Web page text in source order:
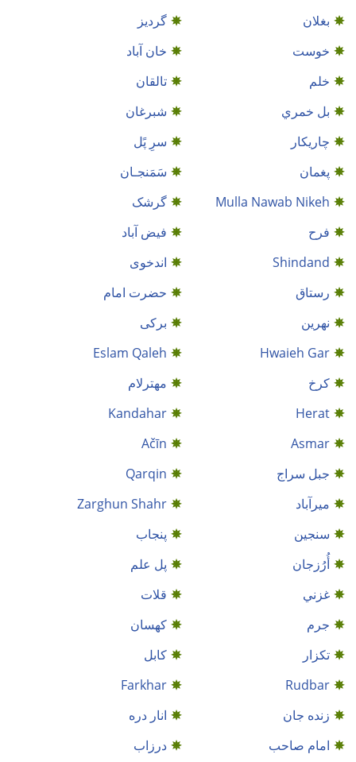
بغلان
گردیز
خوست
خان آباد
خلم
تالقان
بل خمري
شبرغان
چاریکار
سرِ پًل
پغمان
سَمَنجـان
Mulla Nawab Nikeh
گرشک
فرح
فیض آباد
Shindand
اندخوى
رستاق
حضرت امام
نهرین
برکی
Hwaieh Gar
Eslam Qaleh
کرخ
مهترلام
Herat
Kandahar
Asmar
Ačīn
جبل سراج
Qarqin
میرآباد
Zarghun Shahr
سنجين
پنجاب
أُرُزجان
پل علم
غزني
قلات
جرم
کهسان
تکزار
کابل
Rudbar
Farkhar
زنده جان
انار دره
امام صاحب
درزاب